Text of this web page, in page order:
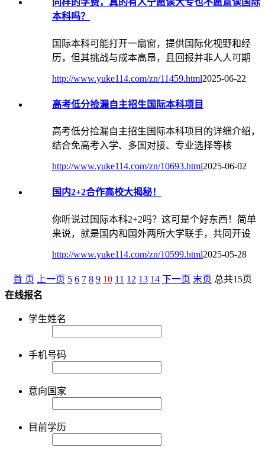
同样的学费，真的有人宁愿读大专也不愿意读国际
本科吗？
国际本科可能打开一扇窗，提供国际化视野和经
历，但其挑战与成本高昂，且回报并非人人可期
http://www.yuke114.com/zn/11459.html2025-06-22
高考低分捡漏自主招生国际本科项目
高考低分捡漏自主招生国际本科项目的详细介绍，
结合免高考入学、多国对接、专业选择等核
http://www.yuke114.com/zn/10693.html2025-06-02
国内2+2合作高校大揭秘！
你听说过国际本科2+2吗？这可是个好东西！简单
来说，就是国内和国外两所大学联手，共同开设
http://www.yuke114.com/zn/10599.html2025-05-28
首 页 上一页 5 6 7 8 9 10 11 12 13 14 下一页 末页 总共15页
在线报名
学生姓名
手机号码
意向国家
目前学历